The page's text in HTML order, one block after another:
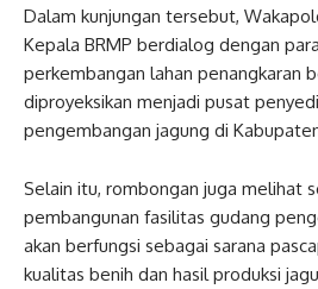
Dalam kunjungan tersebut,
Kepala BRMP berdialog dengan
perkembangan lahan penangkaran
diproyeksikan menjadi pusat
pengembangan jagung di
Selain itu, rombongan juga melihat
pembangunan fasilitas gudang
akan berfungsi sebagai sarana
kualitas benih dan hasil produksi